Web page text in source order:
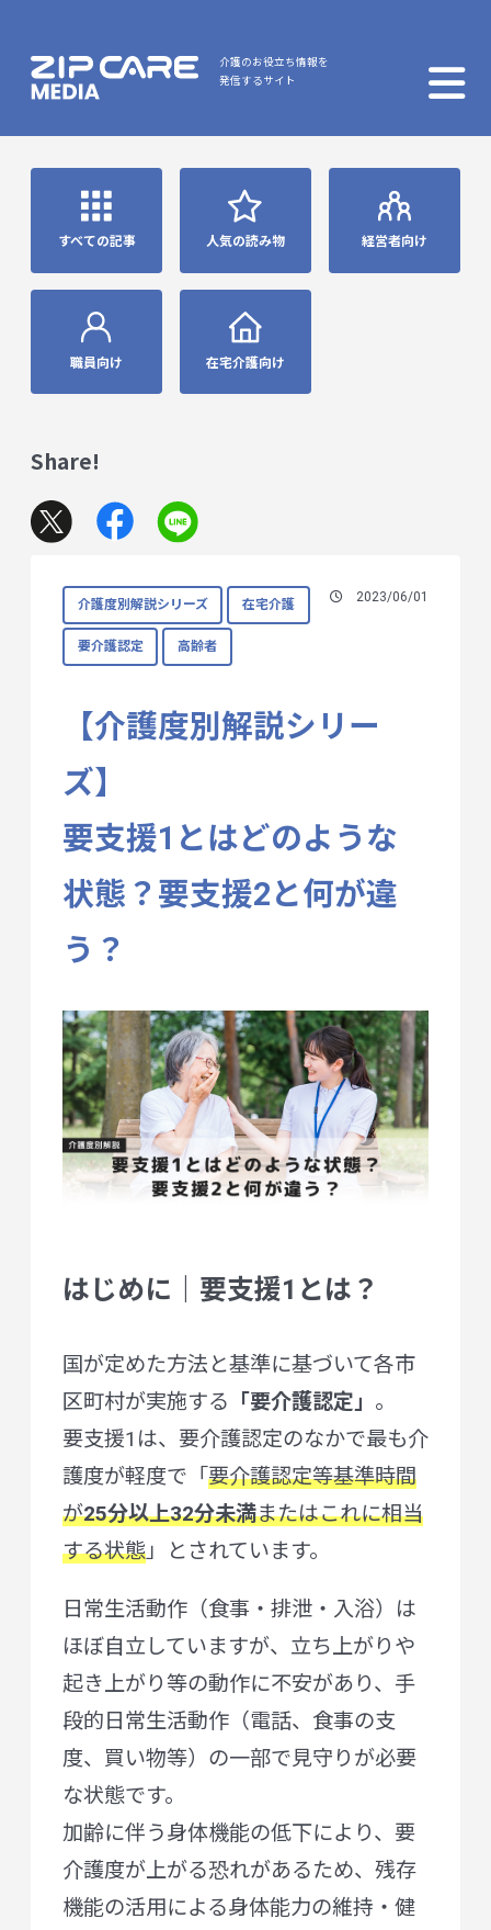
介護のお役立ち情報を
発信するサイト
すべての記事 人気の読み物 経営者向け
職員向け 在宅介護向け
Share!
介護度別解説シリーズ 在宅介護
要介護認定 高齢者
2023/06/01
【介護度別解説シリー
ズ】
要支援1とはどのような
状態？要支援2と何が違
う？
はじめに｜要支援1とは？
国が定めた方法と基準に基づいて各市
区町村が実施する 「要介護認定」 。
要支援1は、要介護認定のなかで最も介
護度が軽度で「 要介護認定等基準時間
が25分以上32分未満またはこれに相当
する状態」とされています。
日常生活動作（食事・排泄・入浴）は
ほぼ自立していますが、立ち上がりや
起き上がり等の動作に不安があり、手
段的日常生活動作（電話、食事の支
度、買い物等）の一部で見守りが必要
な状態です。
加齢に伴う身体機能の低下により、要
介護度が上がる恐れがあるため、残存
機能の活用による身体能力の維持・健